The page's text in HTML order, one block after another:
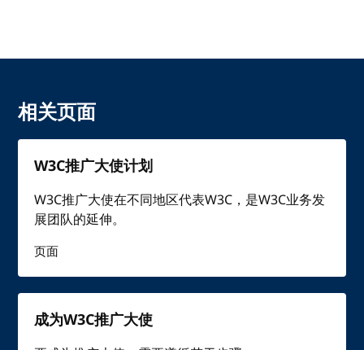
相关页面
W3C推广大使计划
W3C推广大使在不同地区代表W3C，是W3C业务发
展团队的延伸。
页面
成为W3C推广大使